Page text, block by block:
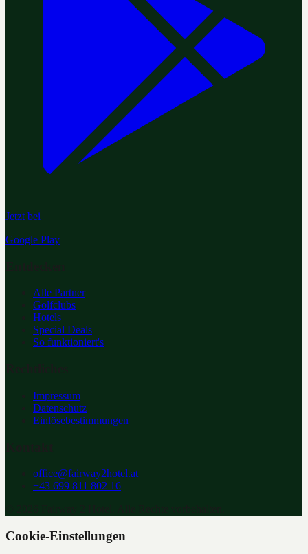
Jetzt bei
Google Play
Alle Partner
Golfclubs
Hotels
Special Deals
So funktioniert's
Impressum
Datenschutz
Einlösebestimmungen
office@fairway2hotel.at
+43 699 811 802 16
Cookie-Einstellungen